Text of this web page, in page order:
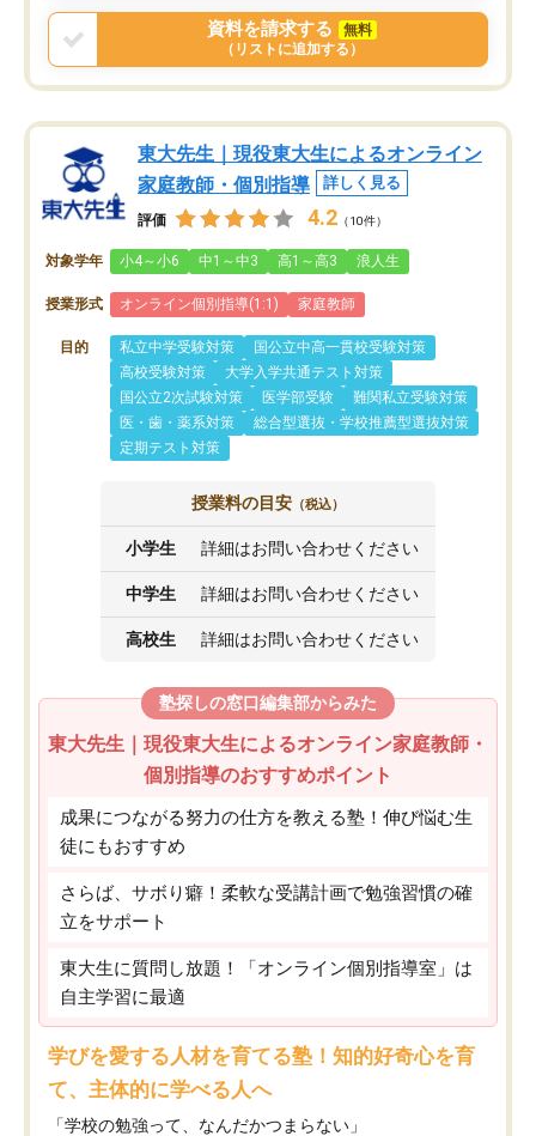
資料を請求する
無料
（リストに追加する）
東大先生｜現役東大生によるオンライン
家庭教師・個別指導
詳しく見る
評価 4.2 （10件）
対象学年 小4～小6 中1～中3 高1～高3 浪人生
授業形式 オンライン個別指導(1:1) 家庭教師
目的 私立中学受験対策
国公立中高一貫校受験対策
高校受験対策
大学入学共通テスト対策
国公立2次試験対策
医学部受験
難関私立受験対策
医・歯・薬系対策
総合型選抜・学校推薦型選抜対策
定期テスト対策
授業料の目安 （税込）
小学生 詳細はお問い合わせください
中学生 詳細はお問い合わせください
高校生 詳細はお問い合わせください
塾探しの窓口編集部からみた
東大先生｜現役東大生によるオンライン家庭教師・
個別指導のおすすめポイント
成果につながる努力の仕方を教える塾！伸び悩む生
徒にもおすすめ
さらば、サボり癖！柔軟な受講計画で勉強習慣の確
立をサポート
東大生に質問し放題！「オンライン個別指導室」は
自主学習に最適
学びを愛する人材を育てる塾！知的好奇心を育
て、主体的に学べる人へ
「学校の勉強って、なんだかつまらない」